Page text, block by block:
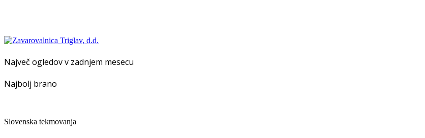
Največ ogledov v zadnjem mesecu
Najbolj brano
Slovenska tekmovanja